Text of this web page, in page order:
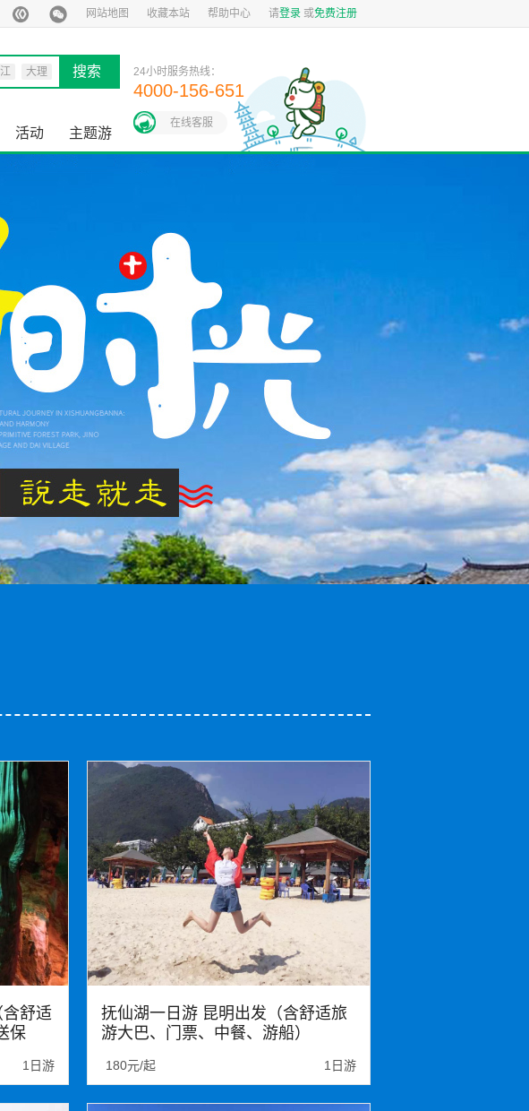
网站地图 收藏本站 帮助中心 请登录 或免费注册
大理
尔代夫
搜索 24小时服务热线：
4000-156-651
在线客服
活动 主题游
舒适
保
1日游
抚仙湖一日游 昆明出发（含舒适旅
游大巴、门票、中餐、游船）
180元/起 1日游
抚海湾湿地公园
粉红沙滩